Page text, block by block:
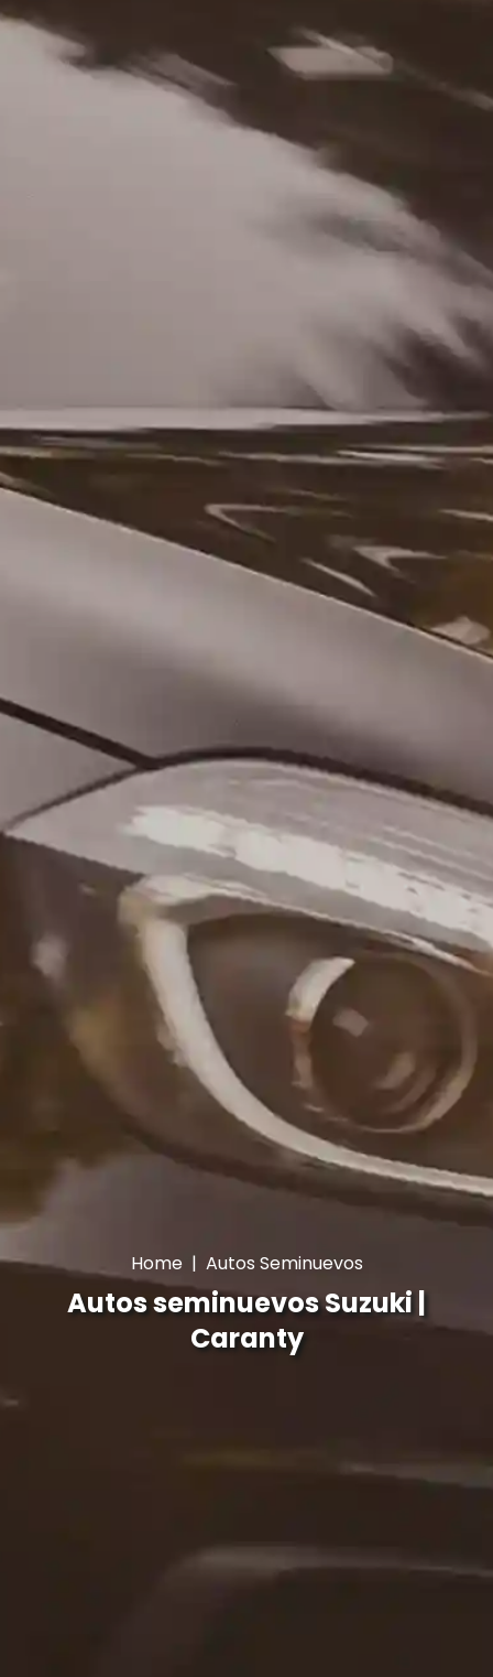
Home | Autos Seminuevos
Autos seminuevos Suzuki |
Caranty